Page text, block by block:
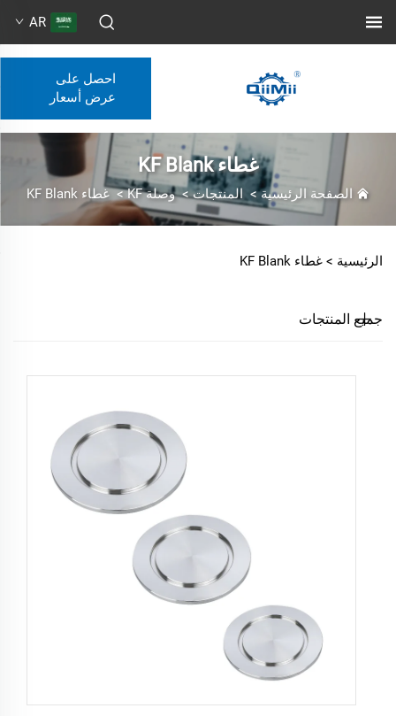
AR
احصل على
عرض أسعار
غطاء KF Blank
الصفحة الرئيسية> المنتجات>وصلة KF >غطاء KF Blank
الرئيسية > غطاء KF Blank
جميع المنتجات